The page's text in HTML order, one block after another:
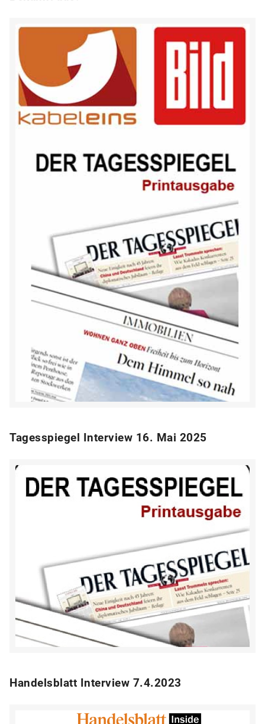
Tagesspiegel Interview 16. Mai 2025
Handelsblatt Interview 7.4.2023